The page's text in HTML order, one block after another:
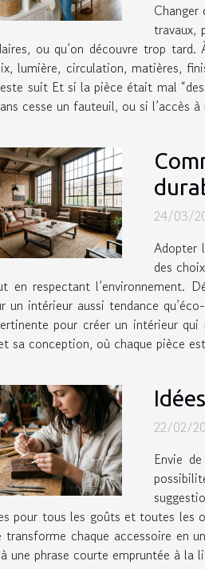
travaux,
ou qu’on découvre trop
lumière, circulation, matières,
suit Et si la pièce était mal
cesse un fauteuil, ou si l’accès
24/03/
Adopter
des
en respectant l’environnement.
un intérieur aussi tendance
pour créer un intérieur
sa conception, où chaque pièce
22/02/
Envie
pour tous les goûts et toutes les
transforme chaque accessoire en
une phrase courte empruntée à